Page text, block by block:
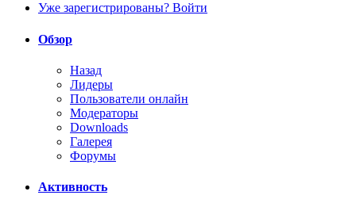
Уже зарегистрированы? Войти
Обзор
Назад
Лидеры
Пользователи онлайн
Модераторы
Downloads
Галерея
Форумы
Активность